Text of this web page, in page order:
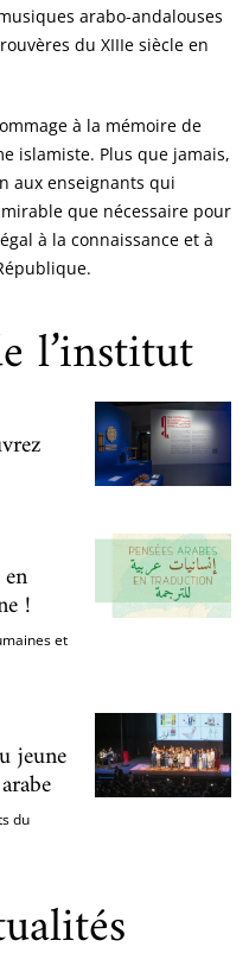
arabo-andalouses
du XIIIe siècle en
à la mémoire de
islamiste. Plus que jamais,
aux enseignants qui
que nécessaire pour
à la connaissance et à
l’institut
!
et
jeune
du